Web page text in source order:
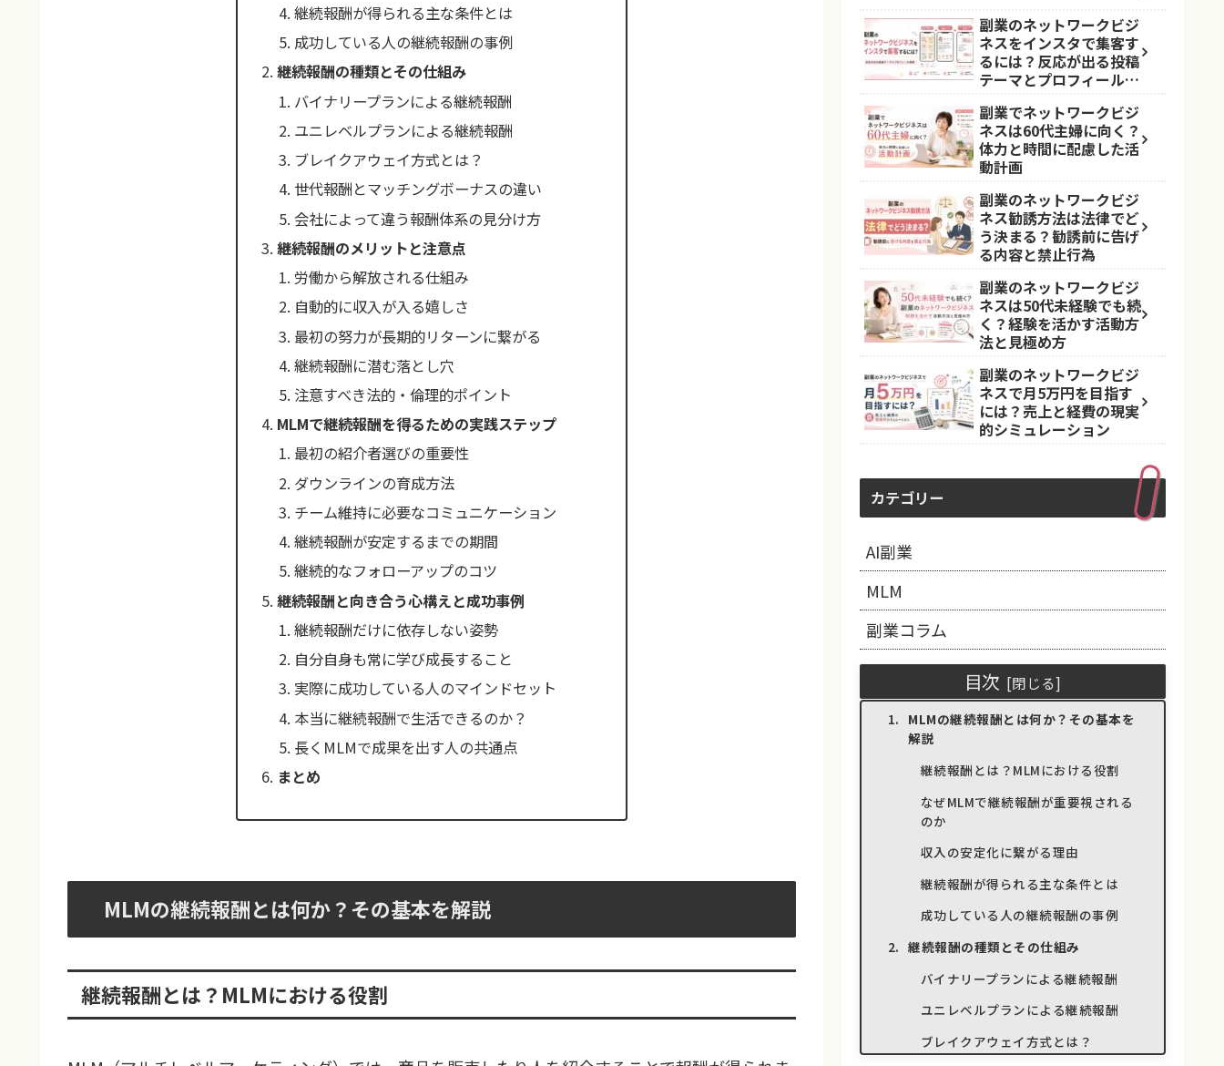
継続報酬が得られる主な条件とは
成功している人の継続報酬の事例
継続報酬の種類とその仕組み
バイナリープランによる継続報酬
ユニレベルプランによる継続報酬
ブレイクアウェイ方式とは？
世代報酬とマッチングボーナスの違い
会社によって違う報酬体系の見分け方
継続報酬のメリットと注意点
労働から解放される仕組み
自動的に収入が入る嬉しさ
最初の努力が長期的リターンに繋がる
継続報酬に潜む落とし穴
注意すべき法的・倫理的ポイント
MLMで継続報酬を得るための実践ステップ
最初の紹介者選びの重要性
ダウンラインの育成方法
チーム維持に必要なコミュニケーション
継続報酬が安定するまでの期間
継続的なフォローアップのコツ
継続報酬と向き合う心構えと成功事例
継続報酬だけに依存しない姿勢
自分自身も常に学び成長すること
実際に成功している人のマインドセット
本当に継続報酬で生活できるのか？
長くMLMで成果を出す人の共通点
まとめ
MLMの継続報酬とは何か？その基本を解説
継続報酬とは？MLMにおける役割
副業のネットワークビジ
ネスをインスタで集客す
るには？反応が出る投稿
テーマとプロフィール導
副業でネットワークビジ
ネスは60代主婦に向く？
体力と時間に配慮した活
動計画
副業のネットワークビジ
ネス勧誘方法は法律でど
う決まる？勧誘前に告げ
る内容と禁止行為
副業のネットワークビジ
ネスは50代未経験でも続
く？経験を活かす活動方
法と見極め方
副業のネットワークビジ
ネスで月5万円を目指す
には？売上と経費の現実
的シミュレーション
カテゴリー
AI副業
MLM
副業コラム
目次
MLMの継続報酬とは何か？その基本を
解説
継続報酬とは？MLMにおける役割
なぜMLMで継続報酬が重要視される
のか
収入の安定化に繋がる理由
継続報酬が得られる主な条件とは
成功している人の継続報酬の事例
継続報酬の種類とその仕組み
バイナリープランによる継続報酬
ユニレベルプランによる継続報酬
ブレイクアウェイ方式とは？